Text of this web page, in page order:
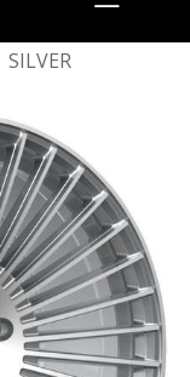
SILVER